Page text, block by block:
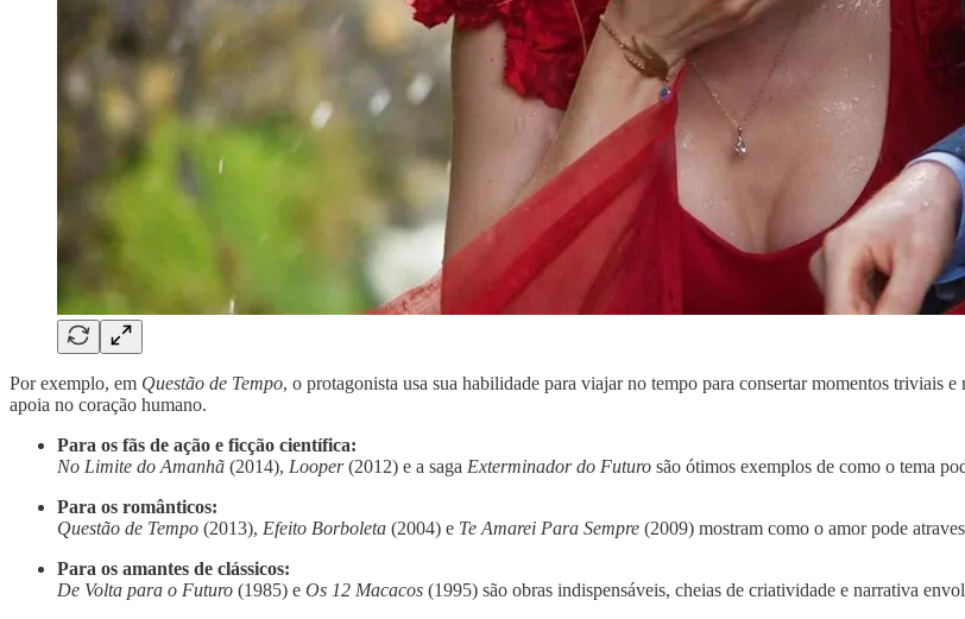
Por exemplo, em Questão de Tempo, o protagonista usa sua habilidade para viajar no tempo para consertar momentos triviais
apoia no coração humano.
Para os fãs de ação e ficção científica:
No Limite do Amanhã (2014), Looper(2012) e a saga Exterminador do Futuro são ótimos exemplos de como o tema
Para os românticos:
Questão de Tempo (2013), Efeito Borboleta (2004) e Te Amarei Para Sempre (2009) mostram como o amor pode
Para os amantes de clássicos:
De Volta para o Futuro (1985) e Os 12 Macacos (1995) são obras indispensáveis, cheias de criatividade e narrativa